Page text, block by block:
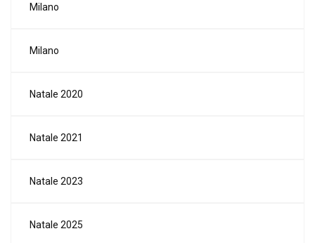
Milano
Milano
Natale 2020
Natale 2021
Natale 2023
Natale 2025